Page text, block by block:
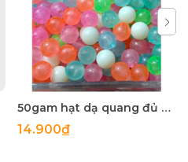
50gam hạt dạ quang đủ màu 6mm, 8mm, 10mm, 12mm, hạt nhựa tròn
14.900₫